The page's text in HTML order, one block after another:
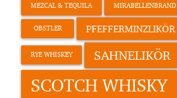
MEZCAL & TEQUILA MIRABELLENBRAND
OBSTLER PFEFFERMINZLIKÖR
RYE WHISKEY SAHNELIKÖR
SCOTCH WHISKY